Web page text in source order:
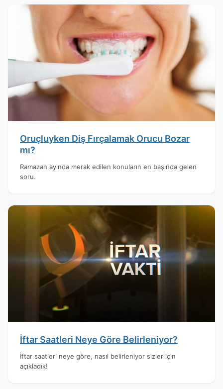
Oruçluyken Diş Fırçalamak Orucu Bozar
mı?
Ramazan ayında merak edilen konuların en başında gelen
soru.
İftar Saatleri Neye Göre Belirleniyor?
İftar saatleri neye göre, nasıl belirleniyor sizler için
açıkladık!